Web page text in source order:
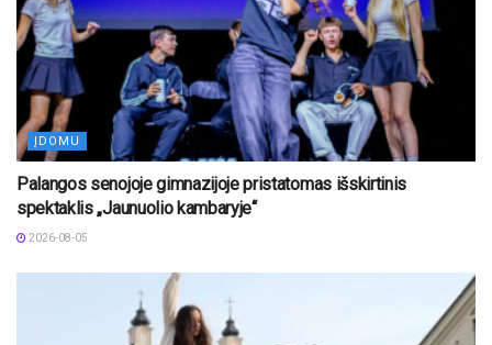
ĮDOMU
Palangos senojoje gimnazijoje pristatomas išskirtinis
spektaklis „Jaunuolio kambaryje“
2026-08-05